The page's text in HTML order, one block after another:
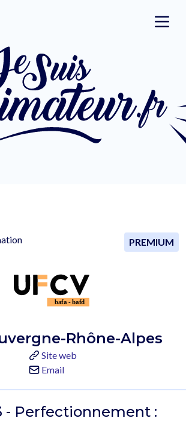
PREMIUM
Rhône-Alpes
Site web
Email
- Perfectionnement :